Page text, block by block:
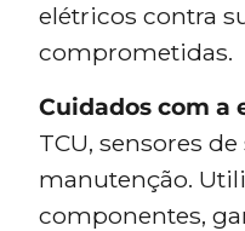
elétricos contra
comprometidas.
Cuidados com a
TCU, sensores
manutenção.
componentes,